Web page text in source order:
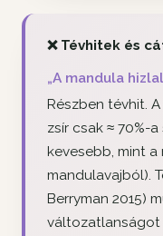
❌ Tévhitek és
„A mandula
Részben tévhit.
zsír csak ≈ 70%-
kevesebb, mint
mandulavajból).
Berryman 2015)
változatlanságot